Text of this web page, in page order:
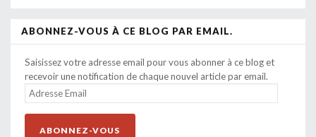
ABONNEZ-VOUS À CE BLOG PAR EMAIL.
Saisissez votre adresse email pour vous abonner à ce blog et
recevoir une notification de chaque nouvel article par email.
ADRESSE
EMAIL
ABONNEZ-VOUS